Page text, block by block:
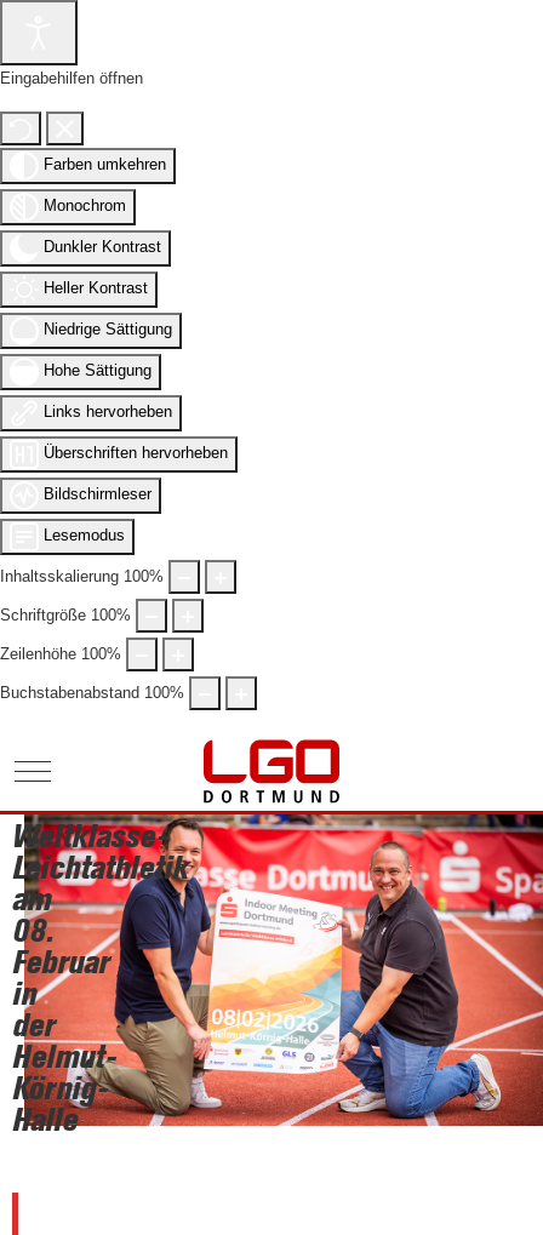
Eingabehilfen öffnen
Farben umkehren
Monochrom
Dunkler Kontrast
Heller Kontrast
Niedrige Sättigung
Hohe Sättigung
Links hervorheben
Überschriften hervorheben
Bildschirmleser
Lesemodus
Inhaltsskalierung 100%
Schriftgröße 100%
Zeilenhöhe 100%
Buchstabenabstand 100%
Mobile Menu Toggle
Weltklasse-
Leichtathletik
am
08.
Februar
in
der
Helmut-
Körnig-
Halle